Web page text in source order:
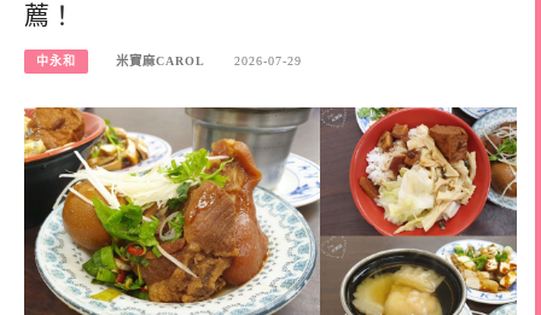
薦！
中永和 米寶麻CAROL 2026-07-29